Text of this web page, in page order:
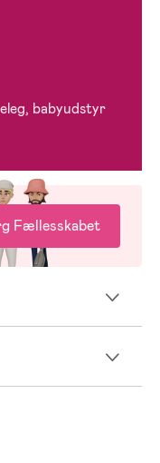
babyudstyr
Fællesskabet